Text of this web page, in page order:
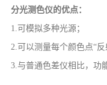
分光测色仪的优点：
1.可模拟多种光源；
2.可以测量每个颜色点“反
3.与普通色差仪相比，功